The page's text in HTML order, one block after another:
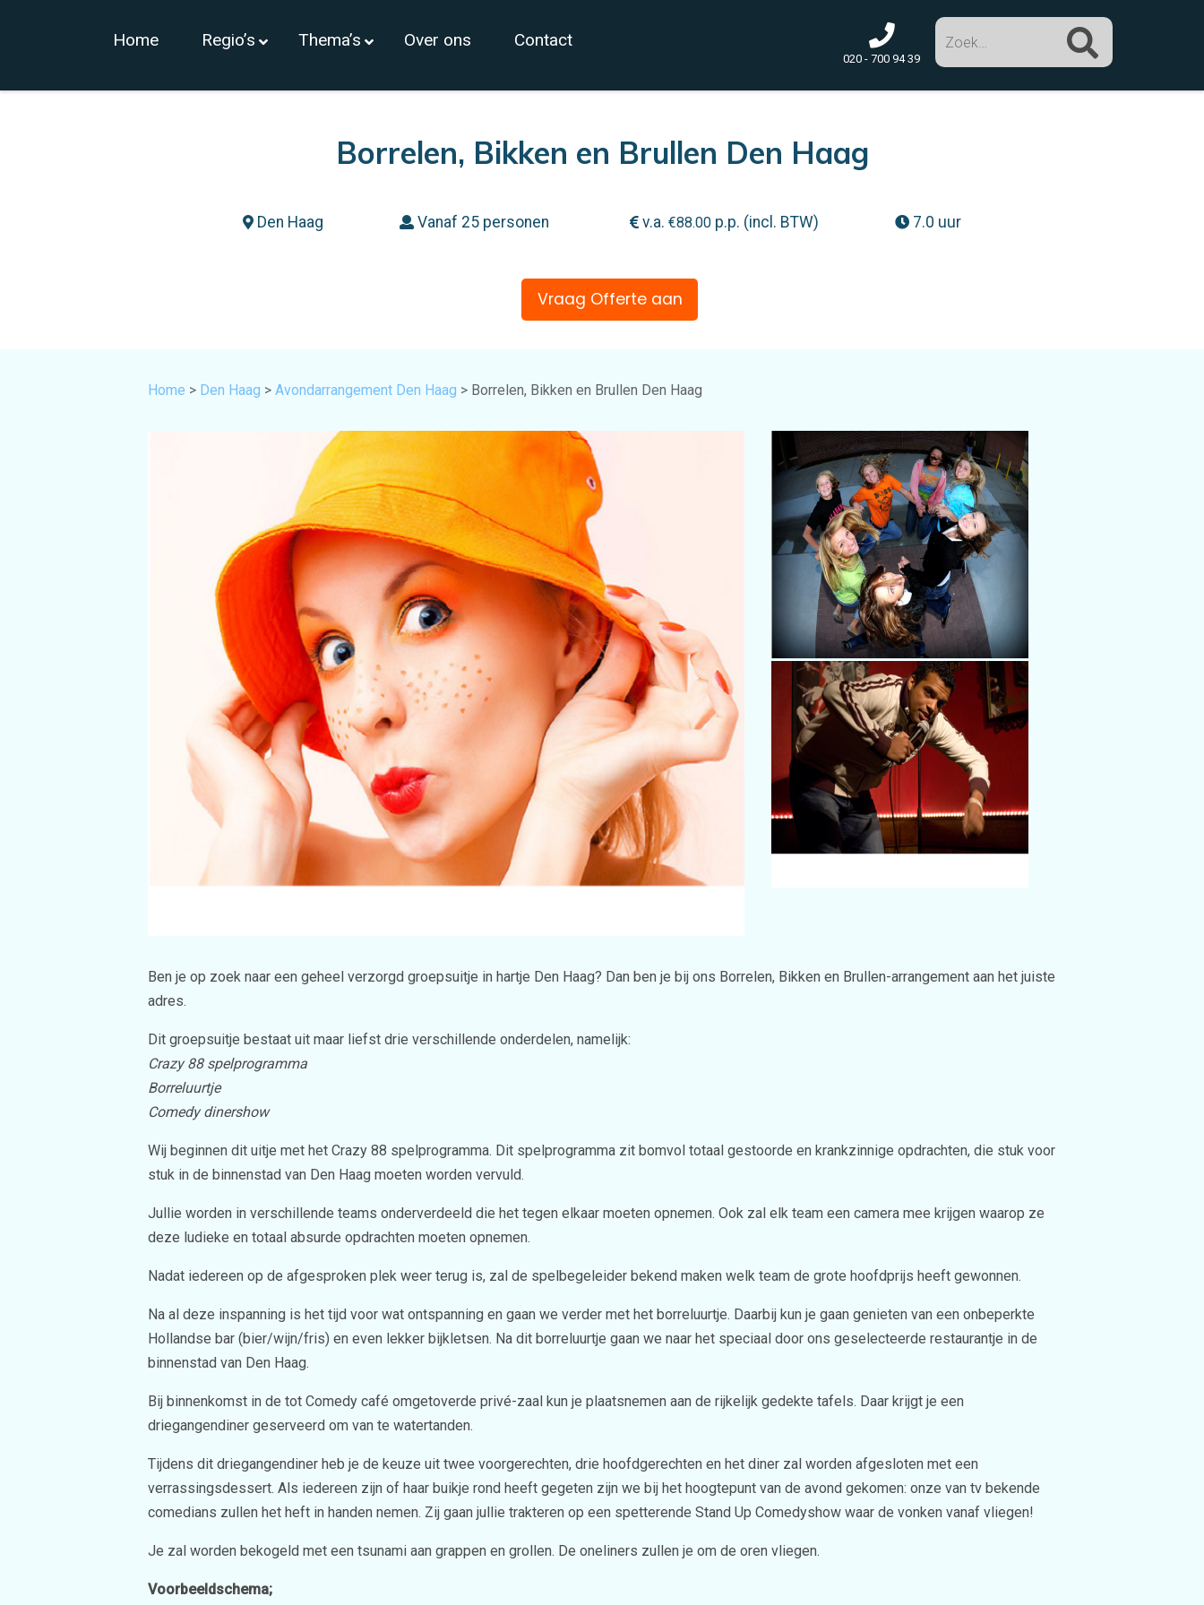
Home Regio’s Thema’s Over ons Contact
020 - 700 94 39
Zoek
Borrelen, Bikken en Brullen Den Haag
Den Haag Vanaf 25 personen v.a.€88.00 p.p. (incl. BTW) 7.0 uur
Vraag Offerte aan
Home > Den Haag > Avondarrangement Den Haag > Borrelen, Bikken en Brullen Den Haag
Ben je op zoek naar een geheel verzorgd groepsuitje in hartje Den Haag? Dan ben je bij ons Borrelen, Bikken en Brullen-arrangement aan het juiste
adres.
Dit groepsuitje bestaat uit maar liefst drie verschillende onderdelen, namelijk:
Crazy 88 spelprogramma
Borreluurtje
Comedy dinershow
Wij beginnen dit uitje met het Crazy 88 spelprogramma. Dit spelprogramma zit bomvol totaal gestoorde en krankzinnige opdrachten, die stuk voor
stuk in de binnenstad van Den Haag moeten worden vervuld.
Jullie worden in verschillende teams onderverdeeld die het tegen elkaar moeten opnemen. Ook zal elk team een camera mee krijgen waarop ze
deze ludieke en totaal absurde opdrachten moeten opnemen.
Nadat iedereen op de afgesproken plek weer terug is, zal de spelbegeleider bekend maken welk team de grote hoofdprijs heeft gewonnen.
Na al deze inspanning is het tijd voor wat ontspanning en gaan we verder met het borreluurtje. Daarbij kun je gaan genieten van een onbeperkte
Hollandse bar (bier/wijn/fris) en even lekker bijkletsen. Na dit borreluurtje gaan we naar het speciaal door ons geselecteerde restaurantje in de
binnenstad van Den Haag.
Bij binnenkomst in de tot Comedy café omgetoverde privé-zaal kun je plaatsnemen aan de rijkelijk gedekte tafels. Daar krijgt je een
driegangendiner geserveerd om van te watertanden.
Tijdens dit driegangendiner heb je de keuze uit twee voorgerechten, drie hoofdgerechten en het diner zal worden afgesloten met een
verrassingsdessert. Als iedereen zijn of haar buikje rond heeft gegeten zijn we bij het hoogtepunt van de avond gekomen: onze van tv bekende
comedians zullen het heft in handen nemen. Zij gaan jullie trakteren op een spetterende Stand Up Comedyshow waar de vonken vanaf vliegen!
Je zal worden bekogeld met een tsunami aan grappen en grollen. De oneliners zullen je om de oren vliegen.
Voorbeeldschema;